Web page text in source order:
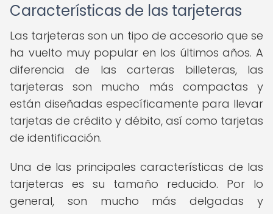
Características de las tarjeteras
Las tarjeteras son un tipo de accesorio que se
ha vuelto muy popular en los últimos años. A
diferencia de las carteras billeteras, las
tarjeteras son mucho más compactas y
están diseñadas específicamente para llevar
tarjetas de crédito y débito, así como tarjetas
de identificación.
Una de las principales características de las
tarjeteras es su tamaño reducido. Por lo
general, son mucho más delgadas y